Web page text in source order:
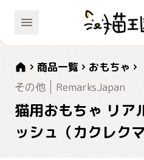
商品一覧
おもちゃ
その他
RemarksJapan
猫用おもちゃ リア
ッシュ（カクレク